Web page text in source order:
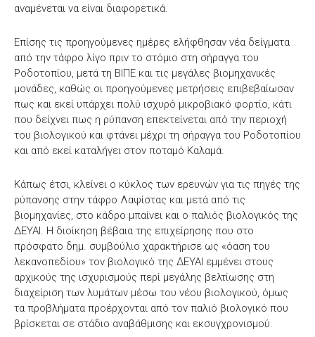
αναμένεται να είναι διαφορετικά.
Επίσης τις προηγούμενες ημέρες ελήφθησαν νέα δείγματα
από την τάφρο λίγο πριν το στόμιο στη σήραγγα του
Ροδοτοπίου, μετά τη ΒΙΠΕ και τις μεγάλες βιομηχανικές
μονάδες, καθώς οι προηγούμενες μετρήσεις επιβεβαίωσαν
πως και εκεί υπάρχει πολύ ισχυρό μικροβιακό φορτίο, κάτι
που δείχνει πως η ρύπανση επεκτείνεται από την περιοχή
του βιολογικού και φτάνει μέχρι τη σήραγγα του Ροδοτοπίου
και από εκεί καταλήγει στον ποταμό Καλαμά.
Κάπως έτσι, κλείνει ο κύκλος των ερευνών για τις πηγές της
ρύπανσης στην τάφρο Λαψίστας και μετά από τις
βιομηχανίες, στο κάδρο μπαίνει και ο παλιός βιολογικός της
ΔΕΥΑΙ. Η διοίκηση βέβαια της επιχείρησης που στο
πρόσφατο δημ. συμβούλιο χαρακτήρισε ως «όαση του
λεκανοπεδίου» τον βιολογικό της ΔΕΥΑΙ εμμένει στους
αρχικούς της ισχυρισμούς περί μεγάλης βελτίωσης στη
διαχείριση των λυμάτων μέσω του νέου βιολογικού, όμως
τα προβλήματα προέρχονται από τον παλιό βιολογικό που
βρίσκεται σε στάδιο αναβάθμισης και εκσυγχρονισμού.